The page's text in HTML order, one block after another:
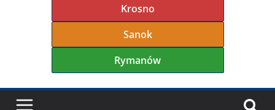
Krosno
Sanok
Rymanów